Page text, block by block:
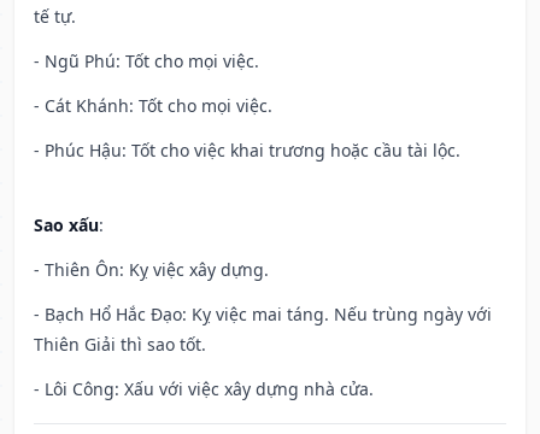
tế tự.
- Ngũ Phú: Tốt cho mọi việc.
- Cát Khánh: Tốt cho mọi việc.
- Phúc Hậu: Tốt cho việc khai trương hoặc cầu tài lộc.
Sao xấu:
- Thiên Ôn: Kỵ việc xây dựng.
- Bạch Hổ Hắc Đạo: Kỵ việc mai táng. Nếu trùng ngày với
Thiên Giải thì sao tốt.
- Lôi Công: Xấu với việc xây dựng nhà cửa.